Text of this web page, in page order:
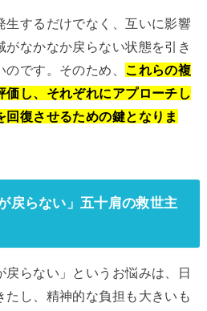
生するだけでなく、互いに影響
がなかなか戻らない状態を引き
です。そのため、 これらの複
価し、それぞれにアプローチし
復させるための鍵となりま
戻らない」五十肩の救世主
戻らない」というお悩みは、日
たし、精神的な負担も大きいも